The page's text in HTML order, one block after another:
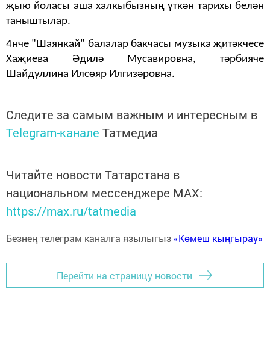
җыю йоласы аша халкыбызның үткән тарихы белән
таныштылар.
4нче "Шаянкай" балалар бакчасы музыка җитәкчесе
Хаҗиева Әдилә Мусавировна, тәрбияче
Шайдуллина Илсөяр Илгизәровна.
Следите за самым важным и интересным в
Telegram-канале Татмедиа
Читайте новости Татарстана в
национальном мессенджере MАХ:
https://max.ru/tatmedia
Безнең телеграм каналга язылыгыз «Көмеш кыңгырау»
Перейти на страницу новости